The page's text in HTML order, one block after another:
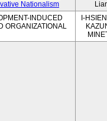
Nationalism
INDUCED
ORGANIZATIONAL
I-